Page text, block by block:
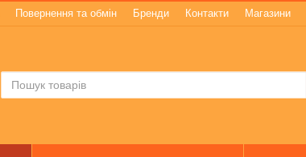
Повернення та обмін Бренди Контакти Магазини